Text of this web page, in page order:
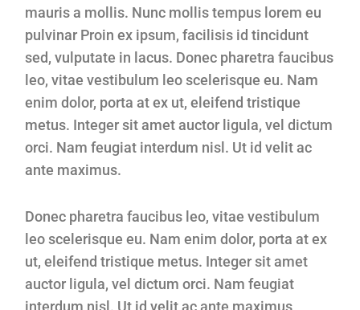
mauris a mollis. Nunc mollis tempus lorem eu
pulvinar Proin ex ipsum, facilisis id tincidunt
sed, vulputate in lacus. Donec pharetra faucibus
leo, vitae vestibulum leo scelerisque eu. Nam
enim dolor, porta at ex ut, eleifend tristique
metus. Integer sit amet auctor ligula, vel dictum
orci. Nam feugiat interdum nisl. Ut id velit ac
ante maximus.
Donec pharetra faucibus leo, vitae vestibulum
leo scelerisque eu. Nam enim dolor, porta at ex
ut, eleifend tristique metus. Integer sit amet
auctor ligula, vel dictum orci. Nam feugiat
interdum nisl. Ut id velit ac ante maximus